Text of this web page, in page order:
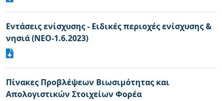
Εντάσεις ενίσχυσης - Ειδικές περιοχές ενίσχυσης &
νησιά (ΝΕΟ-1.6.2023)
Πίνακες Προβλέψεων Βιωσιμότητας και
Απολογιστικών Στοιχείων Φορέα